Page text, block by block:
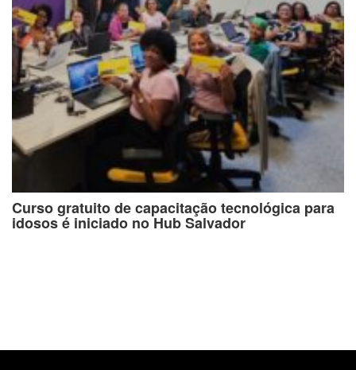
Curso gratuito de capacitação tecnológica para
idosos é iniciado no Hub Salvador